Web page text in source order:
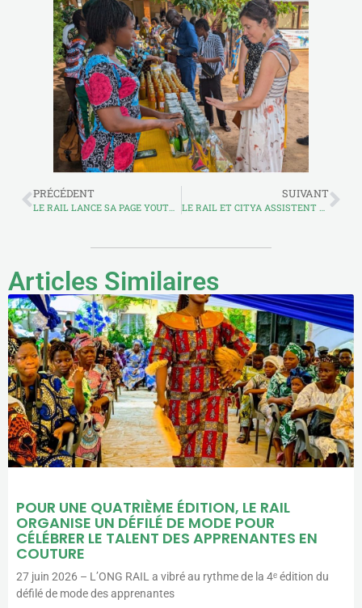
PRÉCÉDENT
LE RAIL LANCE SA PAGE YOUTUBE
SUIVANT
LE RAIL ET CITYA ASSISTENT AU 4E FORUM INTERNATIONAL SUR L’ENTREPRENEURIAT À DAKAR
Articles Similaires
POUR UNE QUATRIÈME ÉDITION, LE RAIL
ORGANISE UN DÉFILÉ DE MODE POUR
CÉLÉBRER LE TALENT DES APPRENANTES EN
COUTURE
27 juin 2026 – L’ONG RAIL a vibré au rythme de la 4ᵉ édition du
défilé de mode des apprenantes